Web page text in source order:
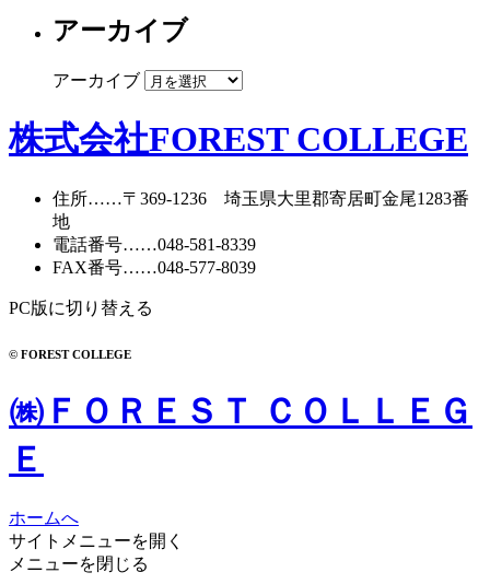
アーカイブ
アーカイブ
株式会社FOREST COLLEGE
住所……〒369-1236 埼玉県大里郡寄居町金尾1283番
地
電話番号……048-581-8339
FAX番号……048-577-8039
PC版に切り替える
© FOREST COLLEGE
㈱ＦＯＲＥＳＴ ＣＯＬＬＥＧ
Ｅ
ホームへ
サイトメニューを開く
メニューを閉じる